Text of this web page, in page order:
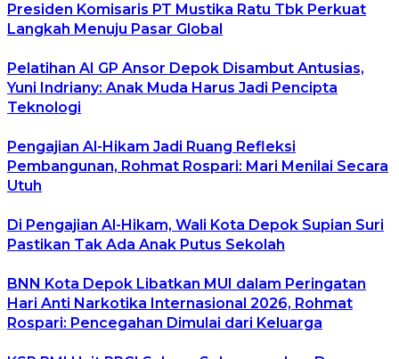
Presiden Komisaris PT Mustika Ratu Tbk Perkuat
Langkah Menuju Pasar Global
Pelatihan AI GP Ansor Depok Disambut Antusias,
Yuni Indriany: Anak Muda Harus Jadi Pencipta
Teknologi
Pengajian Al-Hikam Jadi Ruang Refleksi
Pembangunan, Rohmat Rospari: Mari Menilai Secara
Utuh
Di Pengajian Al-Hikam, Wali Kota Depok Supian Suri
Pastikan Tak Ada Anak Putus Sekolah
BNN Kota Depok Libatkan MUI dalam Peringatan
Hari Anti Narkotika Internasional 2026, Rohmat
Rospari: Pencegahan Dimulai dari Keluarga